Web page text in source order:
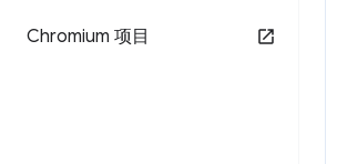
Chromium 项目